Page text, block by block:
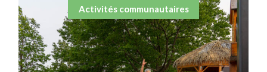
Activités communautaires